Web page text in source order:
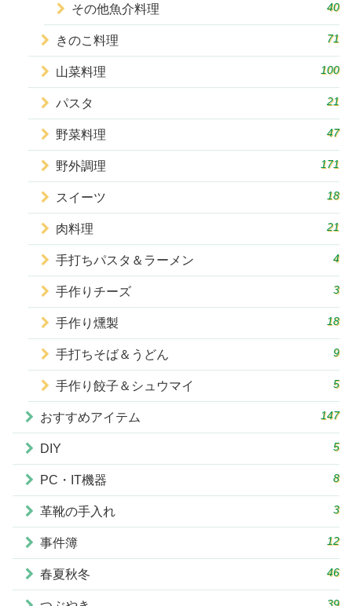
その他魚介料理 40
きのこ料理 71
山菜料理 100
パスタ 21
野菜料理 47
野外調理 171
スイーツ 18
肉料理 21
手打ちパスタ＆ラーメン 4
手作りチーズ 3
手作り燻製 18
手打ちそば＆うどん 9
手作り餃子＆シュウマイ 5
おすすめアイテム 147
DIY 5
PC・IT機器 8
革靴の手入れ 3
事件簿 12
春夏秋冬 46